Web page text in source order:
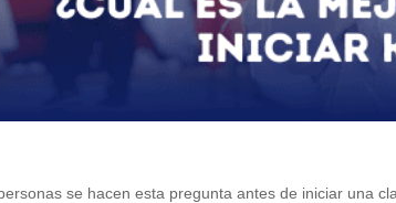
se hacen esta pregunta antes de iniciar una